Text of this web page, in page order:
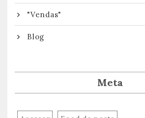
"Vendas"
Blog
Meta